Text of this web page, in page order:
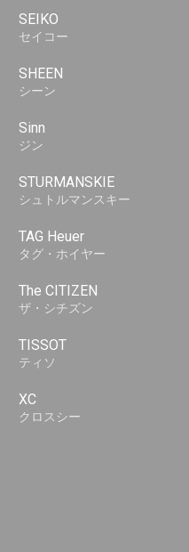
SEIKO
セイコー
SHEEN
シーン
Sinn
ジン
STURMANSKIE
シュトルマンスキー
TAG Heuer
タグ・ホイヤー
The CITIZEN
ザ・シチズン
TISSOT
ティソ
XC
クロスシー